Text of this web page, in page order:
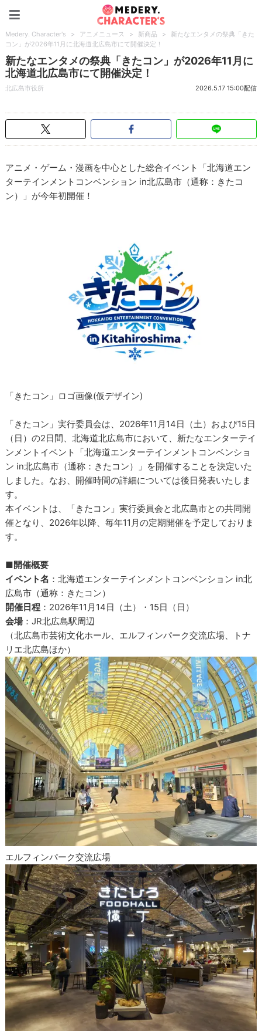
Medery. Character's > アニメニュース > 新商品 >
新たなエンタメの祭典「きた
コン」が2026年11月に北海道北広島市にて開催決定！
新たなエンタメの祭典「きたコン」が2026年11月に
北海道北広島市にて開催決定！
北広島市役所 2026.5.17 15:00配信
アニメ・ゲーム・漫画を中心とした総合イベント「北海道エン
ターテインメントコンベンション in北広島市（通称：きたコ
ン）」が今年初開催！
「きたコン」ロゴ画像(仮デザイン)
「きたコン」実行委員会は、2026年11月14日（土）および15日
（日）の2日間、北海道北広島市において、新たなエンターテイ
ンメントイベント「北海道エンターテインメントコンベンショ
ン in北広島市（通称：きたコン）」を開催することを決定いた
しました。なお、開催時間の詳細については後日発表いたしま
す。
本イベントは、「きたコン」実行委員会と北広島市との共同開
催となり、2026年以降、毎年11月の定期開催を予定しておりま
す。
■開催概要
イベント名 ：北海道エンターテインメントコンベンション in北
広島市（通称：きたコン）
開催日程 ：2026年11月14日（土）・15日（日）
会場：JR北広島駅周辺
（北広島市芸術文化ホール、エルフィンパーク交流広場、トナ
リエ北広島ほか）
エルフィンパーク交流広場